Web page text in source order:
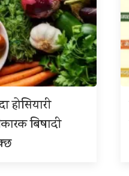
बिषादी